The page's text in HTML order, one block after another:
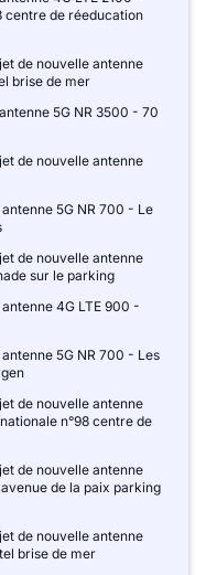
centre de réeducation
de nouvelle antenne
brise de mer
5G NR 3500 - 70
de nouvelle antenne
5G NR 700 - Le
de nouvelle antenne
sur le parking
4G LTE 900 -
5G NR 700 - Les
de nouvelle antenne
n°98 centre de
de nouvelle antenne
de la paix parking
de nouvelle antenne
brise de mer